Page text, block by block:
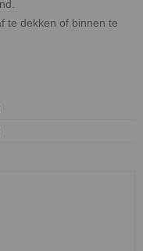
te dekken of binnen te